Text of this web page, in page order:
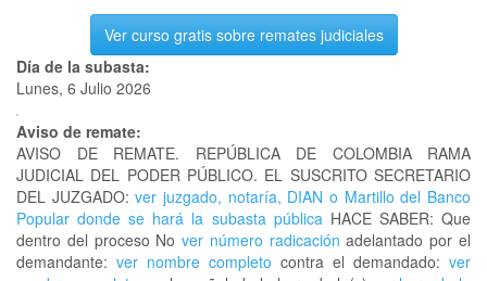
Ver curso gratis sobre remates judiciales
Día de la subasta:
Lunes, 6 Julio 2026
Aviso de remate:
AVISO DE REMATE. REPÚBLICA DE COLOMBIA RAMA
JUDICIAL DEL PODER PÚBLICO. EL SUSCRITO SECRETARIO
DEL JUZGADO: ver juzgado, notaría, DIAN o Martillo del Banco
Popular donde se hará la subasta públicaHACE SABER: Que
dentro del proceso Nover número radicación adelantado por el
demandante: ver nombre completo contra el demandado: ver